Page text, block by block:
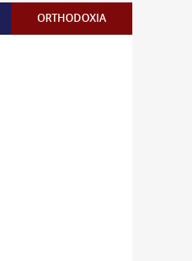
ORTHODOXIA